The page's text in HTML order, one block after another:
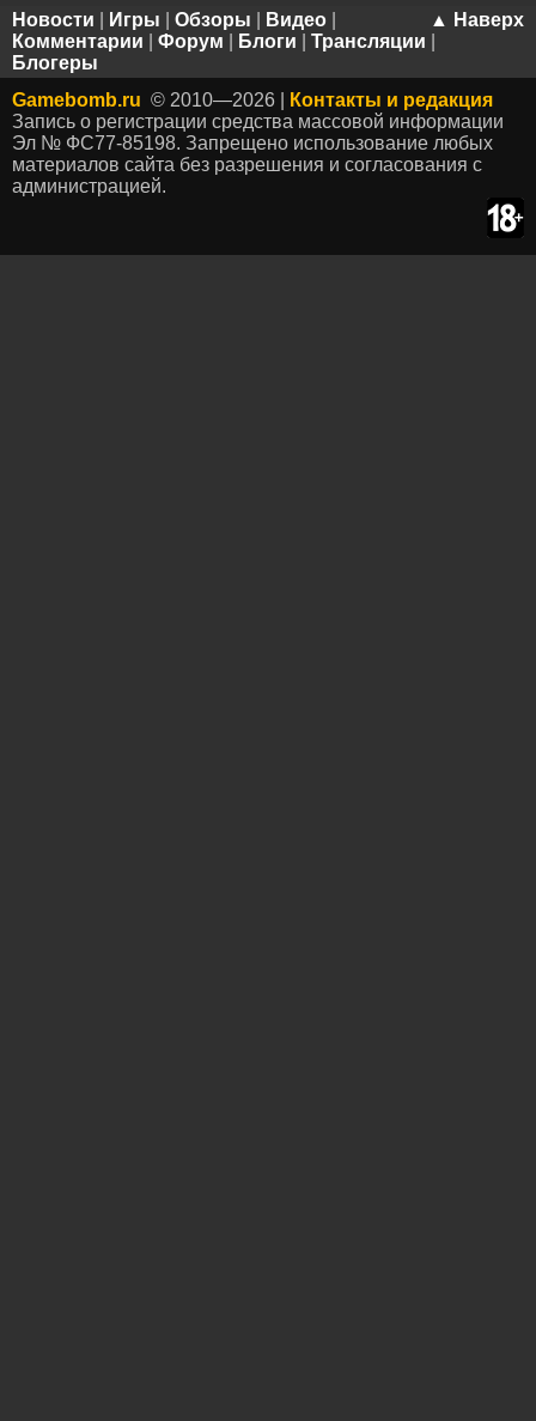
▲ Наверх
Новости Игры Обзоры Видео
Комментарии
Форум Блоги Трансляции
Блогеры
Gamebomb.ru © 2010—2026 |
Контакты и редакция
Запись о регистрации средства массовой информации
Эл № ФС77-85198. Запрещено использование любых
материалов сайта без разрешения и согласования с
администрацией.